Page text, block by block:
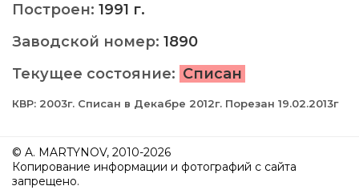
Построен: 1991 г.
Заводской номер: 1890
Текущее состояние: Списан
КВР: 2003г. Списан в Декабре 2012г. Порезан 19.02.2013г
© A. MARTYNOV, 2010-2026
Копирование информации и фотографий с сайта
запрещено.